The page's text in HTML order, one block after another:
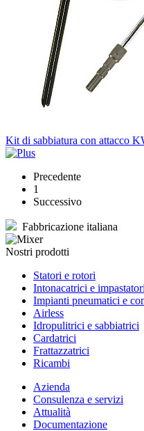
Kit di sabbiatura con attacco
Precedente
1
Successivo
Fabbricazione italiana
Nostri prodotti
Statori e rotori
Intonacatrici e impastatori
Impianti pneumatici e
Airless
Idropulitrici e sabbiatrici
Cardatrici
Frattazzatrici
Ricambi
Azienda
Consulenza e servizi
Attualità
Documentazione